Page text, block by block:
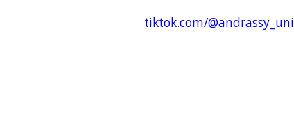
tiktok.com/@andrassy_uni